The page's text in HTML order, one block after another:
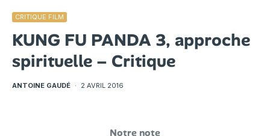
CRITIQUE FILM
KUNG FU PANDA 3, approche
spirituelle – Critique
ANTOINE GAUDÉ · 2 AVRIL 2016